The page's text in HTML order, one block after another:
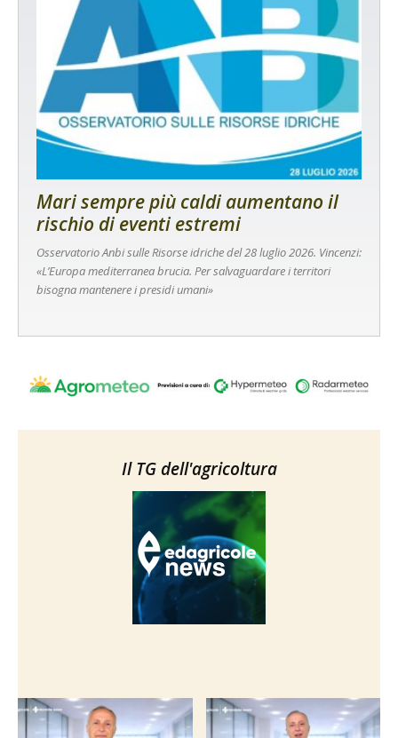
Mari sempre più caldi aumentano il
rischio di eventi estremi
Osservatorio Anbi sulle Risorse idriche del 28 luglio 2026. Vincenzi:
«L’Europa mediterranea brucia. Per salvaguardare i territori
bisogna mantenere i presidi umani»
Il TG dell'agricoltura